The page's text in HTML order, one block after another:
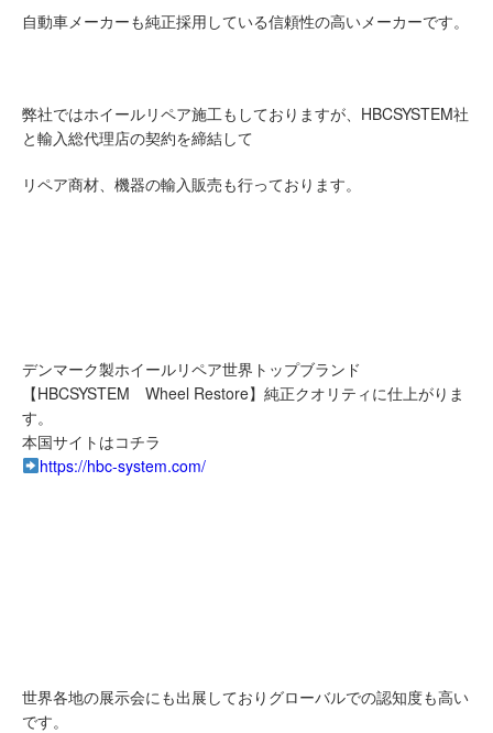
自動車メーカーも純正採用している信頼性の高いメーカーです。
弊社ではホイールリペア施工もしておりますが、HBCSYSTEM社
と輸入総代理店の契約を締結して
リペア商材、機器の輸入販売も行っております。
デンマーク製ホイールリペア世界トップブランド
【HBCSYSTEM Wheel Restore】純正クオリティに仕上がりま
す。
本国サイトはコチラ
https://hbc-system.com/
世界各地の展示会にも出展しておりグローバルでの認知度も高い
です。